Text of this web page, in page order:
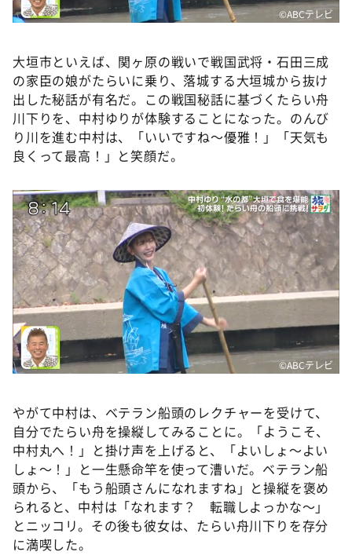
©️ABCテレビ
大垣市といえば、関ヶ原の戦いで戦国武将・石田三成
の家臣の娘がたらいに乗り、落城する大垣城から抜け
出した秘話が有名だ。この戦国秘話に基づくたらい舟
川下りを、中村ゆりが体験することになった。のんび
り川を進む中村は、「いいですね～優雅！」「天気も
良くって最高！」と笑顔だ。
©️ABCテレビ
やがて中村は、ベテラン船頭のレクチャーを受けて、
自分でたらい舟を操縦してみることに。「ようこそ、
中村丸へ！」と掛け声を上げると、「よいしょ～よい
しょ～！」と一生懸命竿を使って漕いだ。ベテラン船
頭から、「もう船頭さんになれますね」と操縦を褒め
られると、中村は「なれます？ 転職しよっかな～」
とニッコリ。その後も彼女は、たらい舟川下りを存分
に満喫した。